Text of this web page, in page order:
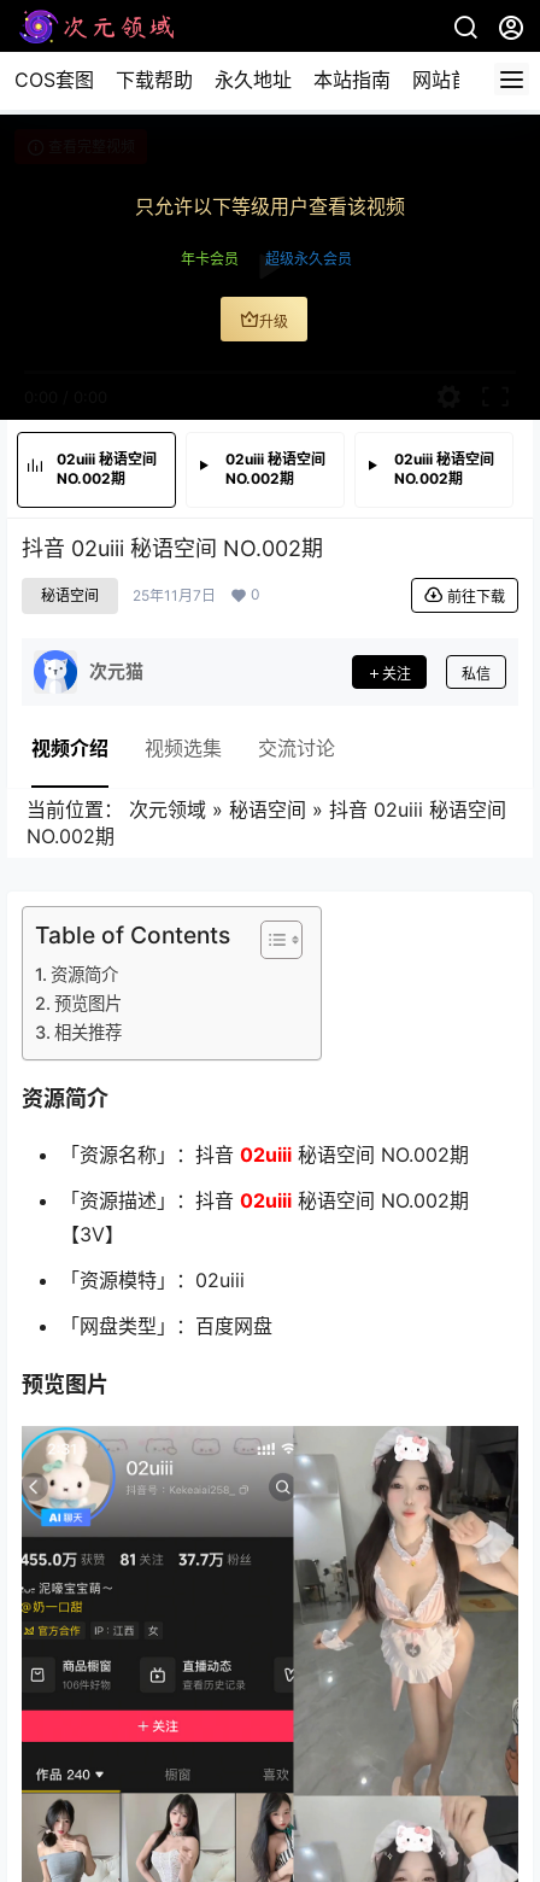
COS套图 下载帮助 永久地址 本站指南 网站首页
只允许以下等级用户查看该视频
年卡会员 超级永久会员
升级
02uiii 秘语空间
NO.002期
02uiii 秘语空间
NO.002期
02uiii 秘语空间
NO.002期
抖音 02uiii 秘语空间 NO.002期
秘语空间 25年11月7日 0 前往下载
次元猫 关注 私信
视频介绍 视频选集 交流讨论
当前位置： 次元领域 » 秘语空间 » 抖音 02uiii 秘语空间
NO.002期
Table of Contents
资源简介
预览图片
相关推荐
资源简介
「资源名称」：抖音 02uiii 秘语空间 NO.002期
「资源描述」：抖音 02uiii 秘语空间 NO.002期
【3V】
「资源模特」：02uiii
「网盘类型」：百度网盘
预览图片